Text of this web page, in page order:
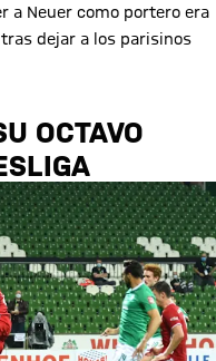
a Neuer como portero era
dejar a los parisinos
OCTAVO